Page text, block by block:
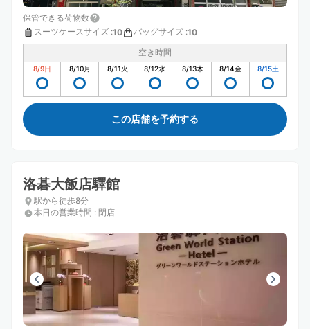
保管できる荷物数
スーツケースサイズ :10 バッグサイズ :10
空き時間
8/9日 8/10月 8/11火 8/12水 8/13木 8/14金 8/15土
この店舗を予約する
洛碁大飯店驛館
駅から徒歩8分
本日の営業時間 : 閉店